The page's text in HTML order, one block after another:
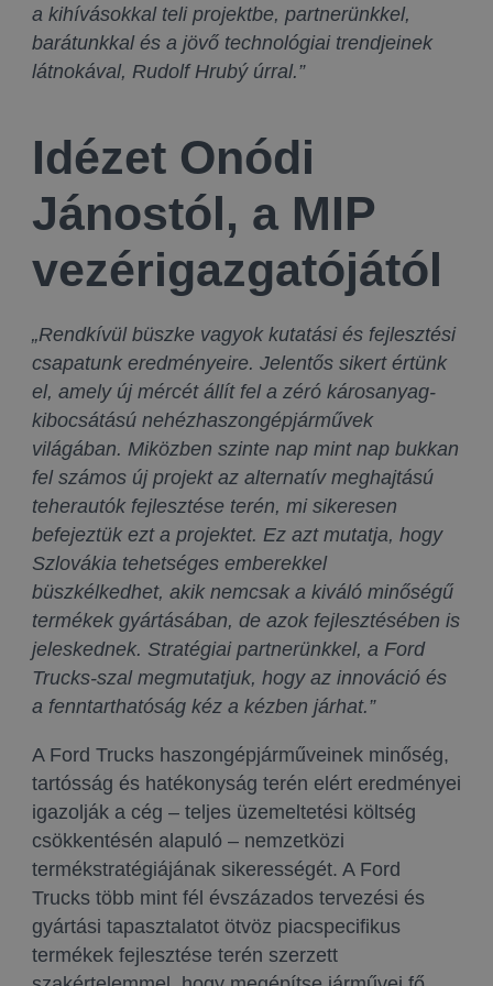
a kihívásokkal teli projektbe, partnerünkkel,
barátunkkal és a jövő technológiai trendjeinek
látnokával, Rudolf Hrubý úrral.”
Idézet Onódi
Jánostól, a MIP
vezérigazgatójától
„Rendkívül büszke vagyok kutatási és fejlesztési
csapatunk eredményeire. Jelentős sikert értünk
el, amely új mércét állít fel a zéró károsanyag-
kibocsátású nehézhaszongépjárművek
világában. Miközben szinte nap mint nap bukkan
fel számos új projekt az alternatív meghajtású
teherautók fejlesztése terén, mi sikeresen
befejeztük ezt a projektet. Ez azt mutatja, hogy
Szlovákia tehetséges emberekkel
büszkélkedhet, akik nemcsak a kiváló minőségű
termékek gyártásában, de azok fejlesztésében is
jeleskednek. Stratégiai partnerünkkel, a Ford
Trucks-szal megmutatjuk, hogy az innováció és
a fenntarthatóság kéz a kézben járhat.”
A Ford Trucks haszongépjárműveinek minőség,
tartósság és hatékonyság terén elért eredményei
igazolják a cég – teljes üzemeltetési költség
csökkentésén alapuló – nemzetközi
termékstratégiájának sikerességét. A Ford
Trucks több mint fél évszázados tervezési és
gyártási tapasztalatot ötvöz piacspecifikus
termékek fejlesztése terén szerzett